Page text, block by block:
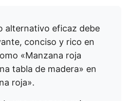
alternativo eficaz debe
conciso y rico en
«Manzana roja
tabla de madera» en
roja».